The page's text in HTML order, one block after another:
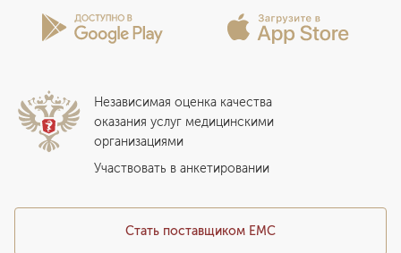
Лицензии и сертификаты
Сотрудничество
Вакцинация
Стационар
Прайс-лист
Подарочный сертификат EMC
Медицинский туризм
Вопросы и ответы
Статьи
Программы привилегий
Стать поставщиком ЕМС
Независимая оценка качества
оказания услуг медицинскими
организациями
Участвовать в анкетировании